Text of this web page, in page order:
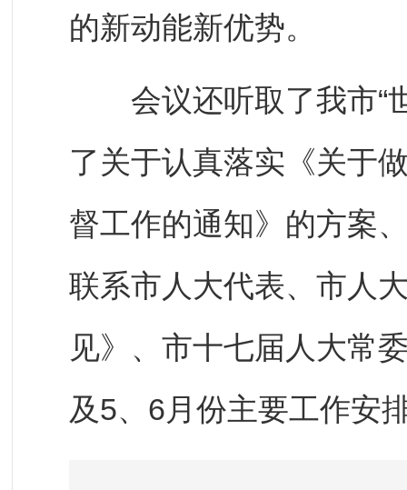
的新动能新优势。
会议还听取了我市“
了关于认真落实《关于
督工作的通知》的方案
联系市人大代表、市人
见》、市十七届人大常
及5、6月份主要工作安